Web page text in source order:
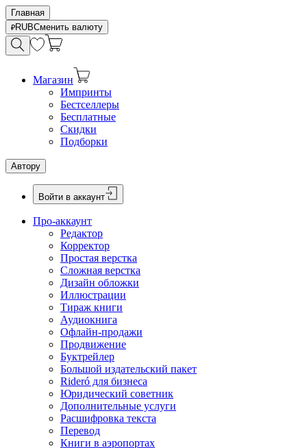
Главная
RUBСменить валюту
Магазин
Импринты
Бестселлеры
Бесплатные
Скидки
Подборки
Автору
Войти в аккаунт
Про-аккаунт
Редактор
Корректор
Простая верстка
Сложная верстка
Дизайн обложки
Иллюстрации
Тираж книги
Аудиокнига
Офлайн-продажи
Продвижение
Буктрейлер
Большой издательский пакет
Rideró для бизнеса
Юридический советник
Дополнительные услуги
Расшифровка текста
Перевод
Книги в аэропортах